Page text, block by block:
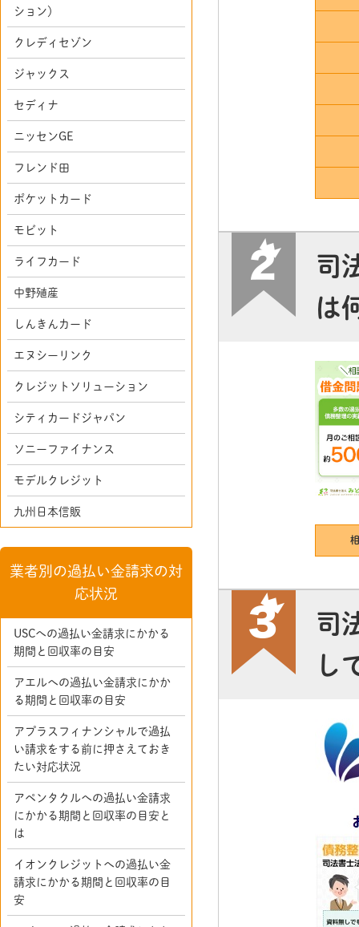
司
は
司
し
ション）
クレディセゾン
ジャックス
セディナ
ニッセンGE
フレンド田
ポケットカード
モビット
ライフカード
中野殖産
しんきんカード
エヌシーリンク
クレジットソリューション
シティカードジャパン
ソニーファイナンス
モデルクレジット
九州日本信販
業者別の過払い金請求の対
応状況
USCへの過払い金請求にかかる
期間と回収率の目安
アエルへの過払い金請求にかか
る期間と回収率の目安
アプラスフィナンシャルで過払
い請求をする前に押さえておき
たい対応状況
アペンタクルへの過払い金請求
にかかる期間と回収率の目安と
は
イオンクレジットへの過払い金
請求にかかる期間と回収率の目
安